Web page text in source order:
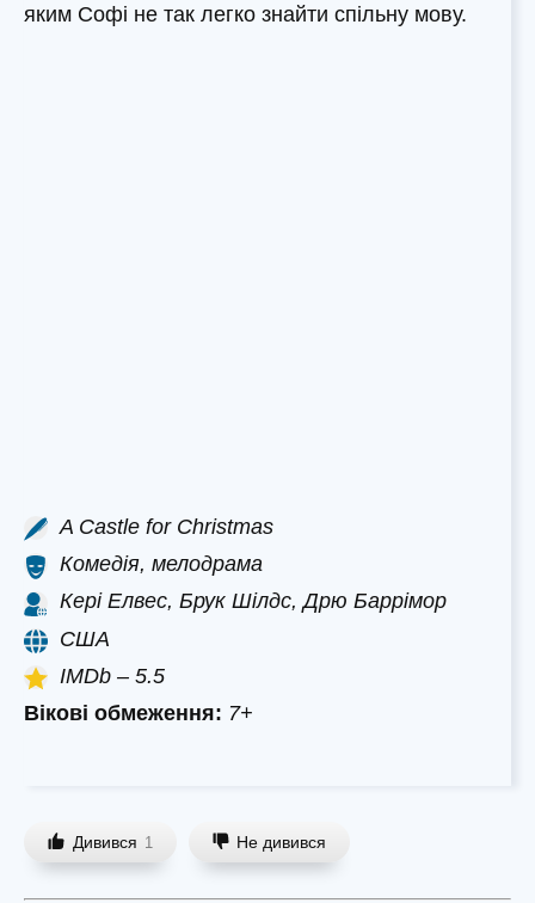
яким Софі не так легко знайти спільну мову.
A Castle for Christmas
Комедія, мелодрама
Кері Елвес, Брук Шілдс, Дрю Баррімор
США
IMDb – 5.5
Вікові обмеження: 7+
Дивився 1 Не дивився